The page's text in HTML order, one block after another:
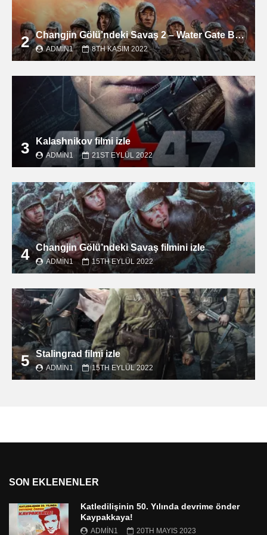
2 Changjin Gölü’ndeki Savaş 2 – Water Gate Bridge filmini izle
ADMIN1 8TH KASIM 2022
3 Kalashnikov filmi izle
ADMIN1 21ST EYLÜL 2022
4 Changjin Gölü’ndeki Savaş filmini izle
ADMIN1 15TH EYLÜL 2022
5 Stalingrad filmi izle
ADMIN1 15TH EYLÜL 2022
SON EKLENENLER
Katledilişinin 50. Yılında devrime önder
Kaypakkaya!
ADMIN1 20TH MAYIS 2023